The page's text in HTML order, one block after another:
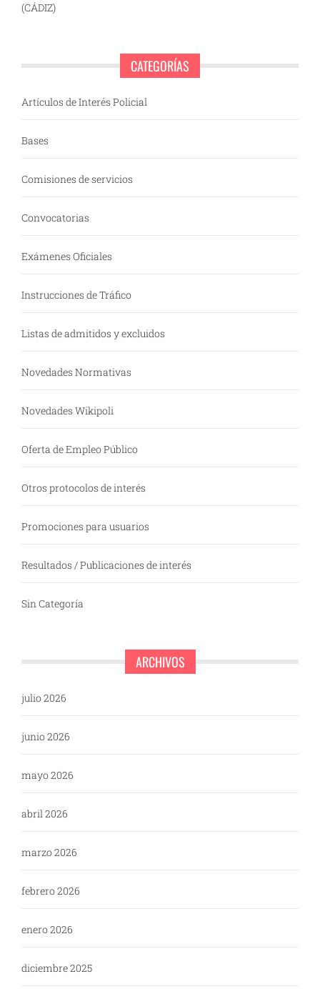
(CÁDIZ)
CATEGORÍAS
Artículos de Interés Policial
Bases
Comisiones de servicios
Convocatorias
Exámenes Oficiales
Instrucciones de Tráfico
Listas de admitidos y excluidos
Novedades Normativas
Novedades Wikipoli
Oferta de Empleo Público
Otros protocolos de interés
Promociones para usuarios
Resultados / Publicaciones de interés
Sin Categoría
ARCHIVOS
julio 2026
junio 2026
mayo 2026
abril 2026
marzo 2026
febrero 2026
enero 2026
diciembre 2025